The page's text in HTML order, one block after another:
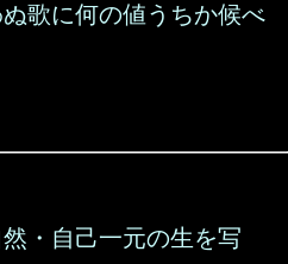
歌に何の値うちか候べ
・自己一元の生を写